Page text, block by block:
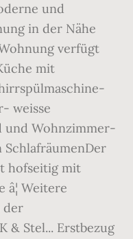
und
in der Nähe
verfügt
mit
weisse
und Wohnzimmer-
hofseitig mit
Weitere
der
& Stel... Erstbezug